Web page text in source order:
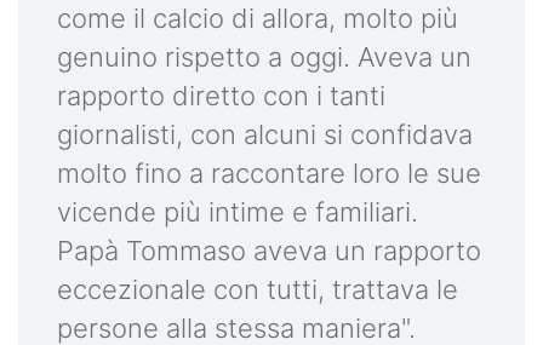
come il calcio di allora, molto più
genuino rispetto a oggi. Aveva un
rapporto diretto con i tanti
giornalisti, con alcuni si confidava
molto fino a raccontare loro le sue
vicende più intime e familiari.
Papà Tommaso aveva un rapporto
eccezionale con tutti, trattava le
persone alla stessa maniera".